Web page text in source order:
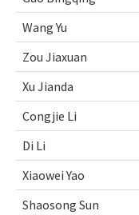
Wang Yu
Zou Jiaxuan
Xu Jianda
Congjie Li
Di Li
Xiaowei Yao
Shaosong Sun